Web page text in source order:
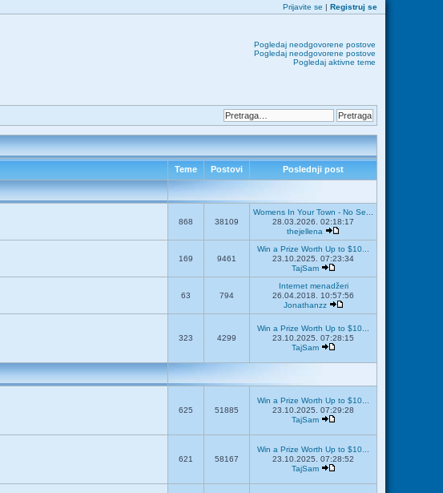
Prijavite se | Registruj se
Pogledaj neodgovorene postove
Pogledaj neodgovorene postove
Pogledaj aktivne teme
Teme Postovi Poslednji post
868 38109
Womens In Your Town - No Se...
28.03.2026. 02:18:17
thejellena
169 9461
Win a Prize Worth Up to $10...
23.10.2025. 07:23:34
TajSam
63 794
Internet menadžeri
26.04.2018. 10:57:56
Jonathanzz
323 4299
Win a Prize Worth Up to $10...
23.10.2025. 07:28:15
TajSam
625 51885
Win a Prize Worth Up to $10...
23.10.2025. 07:29:28
TajSam
621 58167
Win a Prize Worth Up to $10...
23.10.2025. 07:28:52
TajSam